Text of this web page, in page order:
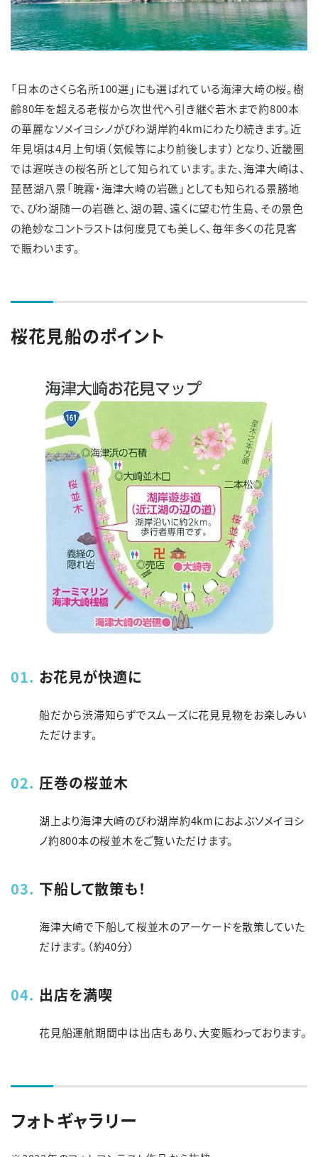
「日本のさくら名所100選」にも選ばれている海津大崎の桜。樹
齢80年を超える老桜から次世代へ引き継ぐ若木まで約800本
の華麗なソメイヨシノがびわ湖岸約4kmにわたり続きます。近
年見頃は4月上旬頃（気候等により前後します）となり、近畿圏
では遅咲きの桜名所として知られています。また、海津大崎は、
琵琶湖八景「暁霧・海津大崎の岩礁」としても知られる景勝地
で、びわ湖随一の岩礁と、湖の碧、遠くに望む竹生島、その景色
の絶妙なコントラストは何度見ても美しく、毎年多くの花見客
で賑わいます。
桜花見船のポイント
お花見が快適に
船だから渋滞知らずでスムーズに花見見物をお楽しみい
ただけます。
圧巻の桜並木
湖上より海津大崎のびわ湖岸約4kmにおよぶソメイヨシ
ノ約800本の桜並木をご覧いただけます。
下船して散策も！
海津大崎で下船して桜並木のアーケードを散策していた
だけます。（約40分）
出店を満喫
花見船運航期間中は出店もあり、大変賑わっております。
フォトギャラリー